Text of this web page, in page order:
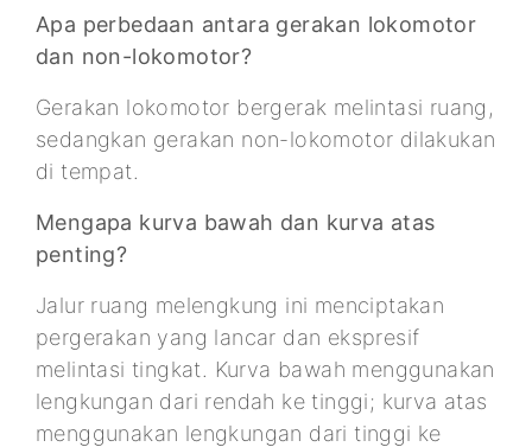
Apa perbedaan antara gerakan lokomotor
dan non-lokomotor?
Gerakan lokomotor bergerak melintasi ruang,
sedangkan gerakan non-lokomotor dilakukan
di tempat.
Mengapa kurva bawah dan kurva atas
penting?
Jalur ruang melengkung ini menciptakan
pergerakan yang lancar dan ekspresif
melintasi tingkat. Kurva bawah menggunakan
lengkungan dari rendah ke tinggi; kurva atas
menggunakan lengkungan dari tinggi ke